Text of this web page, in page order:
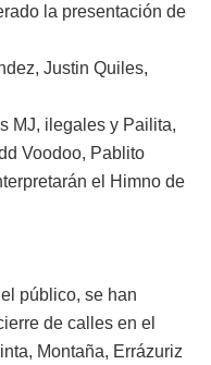
la presentación de
Justin Quiles,
MJ, ilegales y Pailita,
Voodoo, Pablito
el Himno de
público, se han
de calles en el
Montaña, Errázuriz